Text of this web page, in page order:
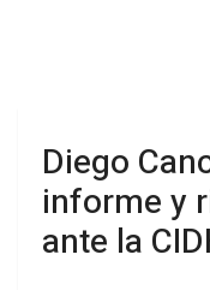
Diego
informe y
ante la